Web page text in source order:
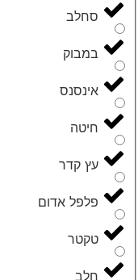
סחלב
במבוק
אינסנס
חיטה
עץ קדר
פלפל אדום
טקטר
חלב